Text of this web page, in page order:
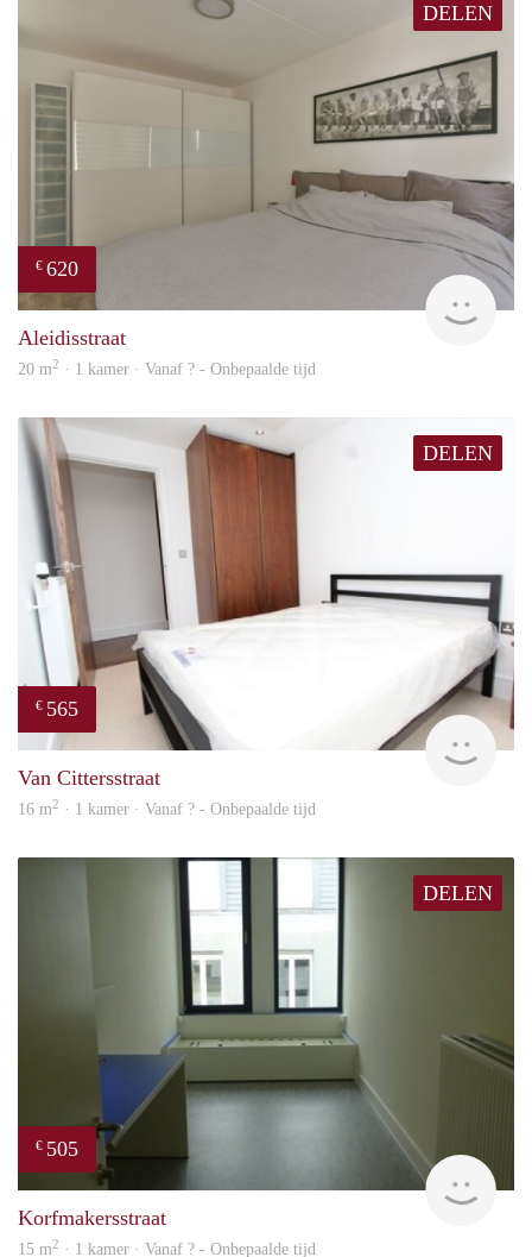
DELEN
€ 620
Aleidisstraat
20 m2 · 1 kamer · Vanaf ? - Onbepaalde tijd
DELEN
€ 565
rent
Van Cittersstraat
16 m2 · 1 kamer · Vanaf ? - Onbepaalde tijd
DELEN
€ 505
Korfmakersstraat
15 m2 · 1 kamer · Vanaf ? - Onbepaalde tijd